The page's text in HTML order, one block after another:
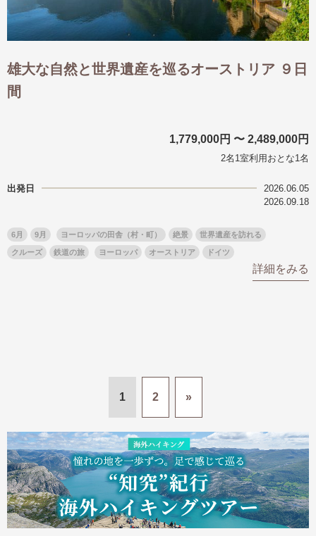
雄大な自然と世界遺産を巡るオーストリア ９日
間
1,779,000円 〜 2,489,000円
2名1室利用おとな1名
出発日
2026.06.05
2026.09.18
6月 9月 ヨーロッパの田舎（村・町） 絶景 世界遺産を訪れる
クルーズ 鉄道の旅 ヨーロッパ オーストリア ドイツ
詳細をみる
1 2 »